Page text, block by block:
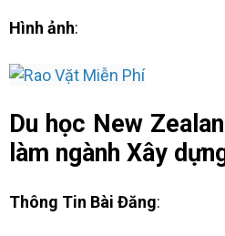
Hình ảnh:
Du học New
làm ngành Xây
Thông Tin Bài Đăng: